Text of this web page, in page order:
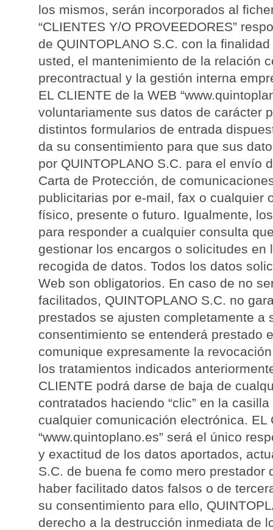
los mismos, serán incorporados al
“CLIENTES Y/O PROVEEDORES”
de QUINTOPLANO S.C. con la
usted, el mantenimiento de la relación
precontractual y la gestión interna
EL CLIENTE de la WEB
voluntariamente sus datos de carácter
distintos formularios de entrada
da su consentimiento para que sus
por QUINTOPLANO S.C. para el envío
Carta de Protección, de
publicitarias por e-mail, fax o cualquier
físico, presente o futuro. Igualmente,
para responder a cualquier consulta
gestionar los encargos o solicitudes en
recogida de datos. Todos los datos
Web son obligatorios. En caso de no
facilitados, QUINTOPLANO S.C. no
prestados se ajusten completamente a
consentimiento se entenderá prestado
comunique expresamente la
los tratamientos indicados
CLIENTE podrá darse de baja de
contratados haciendo “clic” en la
cualquier comunicación electrónica. EL
“www.quintoplano.es” será el único
y exactitud de los datos aportados,
S.C. de buena fe como mero prestador
haber facilitado datos falsos o de
su consentimiento para ello,
derecho a la destrucción inmediata de